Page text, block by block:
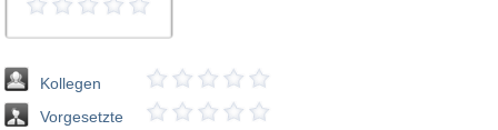
Kollegen
Vorgesetzte